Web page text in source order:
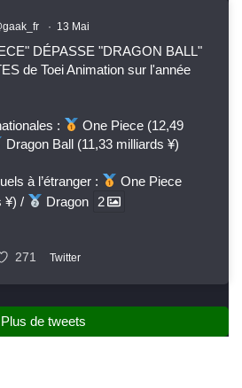
· 13 Mai
DÉPASSE "DRAGON BALL"
de Toei Animation sur l'année
:
One Piece (12,49
Dragon Ball (11,33 milliards ¥)
à l’étranger :
One Piece
¥) /
Dragon 2
271 Twitter
Plus de tweets